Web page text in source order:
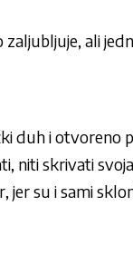
ali
duh i
niti skrivati
su i sami